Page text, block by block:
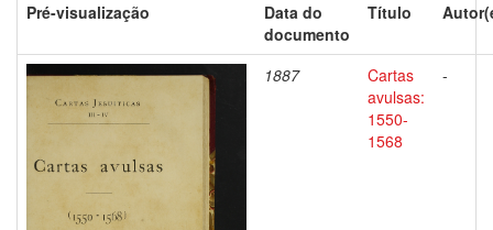
Pré-visualização
Data do
documento
Título
1887
Cartas
avulsas:
1550-
1568
-